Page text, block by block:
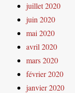
juillet 2020
juin 2020
mai 2020
avril 2020
mars 2020
février 2020
janvier 2020